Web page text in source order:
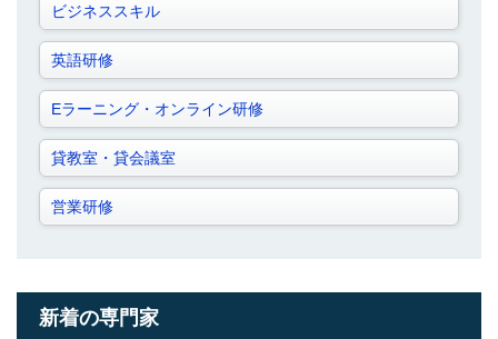
ビジネススキル
英語研修
Eラーニング・オンライン研修
貸教室・貸会議室
営業研修
新着の専門家